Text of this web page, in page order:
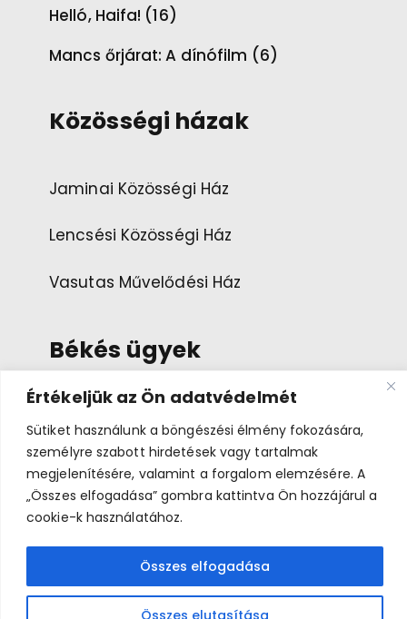
Értékeljük az Ön adatvédelmét
Sütiket használunk a böngészési élmény fokozására,
személyre szabott hirdetések vagy tartalmak
megjelenítésére, valamint a forgalom elemzésére. A
„Összes elfogadása” gombra kattintva Ön hozzájárul a
cookie-k használatához.
Összes elutasítása
Összes elfogadása
Helló, Haifa! (16)
Mancs őrjárat: A dínófilm (6)
Közösségi házak
Jaminai Közösségi Ház
Lencsési Közösségi Ház
Vasutas Művelődési Ház
Békés ügyek
Bemutatkozás
Békés Napok 2026 © A médiatartalmakkal az eredeti
jogtulajdonosok rendelkeznek.